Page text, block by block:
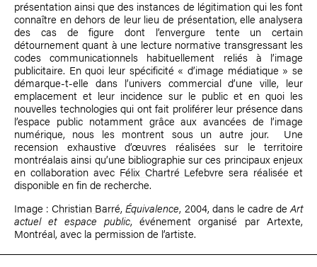
présentation ainsi que des instances de légitimation qui les font
connaître en dehors de leur lieu de présentation, elle analysera
des cas de figure dont l’envergure tente un certain
détournement quant à une lecture normative transgressant les
codes communicationnels habituellement reliés à l’image
publicitaire. En quoi leur spécificité « d’image médiatique » se
démarque-t-elle dans l’univers commercial d’une ville, leur
emplacement et leur incidence sur le public et en quoi les
nouvelles technologies qui ont fait proliférer leur présence dans
l’espace public notamment grâce aux avancées de l’image
numérique, nous les montrent sous un autre jour. Une
recension exhaustive d’œuvres réalisées sur le territoire
montréalais ainsi qu’une bibliographie sur ces principaux enjeux
en collaboration avec Félix Chartré Lefebvre sera réalisée et
disponible en fin de recherche.
Image :Christian Barré,Équivalence, 2004, dans le cadre deArt
actuel et espace public, événement organisé par Artexte,
Montréal, avec la permission de l’artiste.